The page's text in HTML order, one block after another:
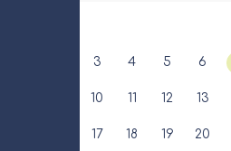
3 4 5 6
10 11 12 13
17 18 19 20